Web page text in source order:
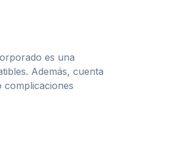
es una
Además, cuenta
complicaciones